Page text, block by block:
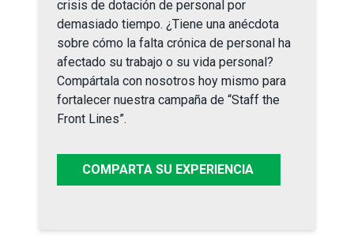
crisis de dotación de personal por
demasiado tiempo. ¿Tiene una anécdota
sobre cómo la falta crónica de personal ha
afectado su trabajo o su vida personal?
Compártala con nosotros hoy mismo para
fortalecer nuestra campaña de “Staff the
Front Lines”.
COMPARTA SU EXPERIENCIA